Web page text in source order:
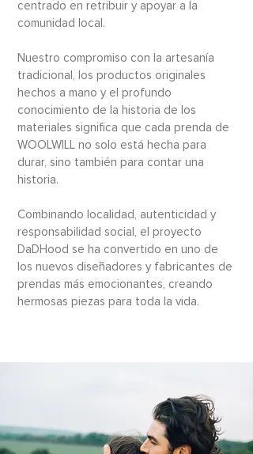
centrado en retribuir y apoyar a la
comunidad local.
Nuestro compromiso con la artesanía
tradicional, los productos originales
hechos a mano y el profundo
conocimiento de la historia de los
materiales significa que cada prenda de
WOOLWILL no solo está hecha para
durar, sino también para contar una
historia.
Combinando localidad, autenticidad y
responsabilidad social, el proyecto
DaDHood se ha convertido en uno de
los nuevos diseñadores y fabricantes de
prendas más emocionantes, creando
hermosas piezas para toda la vida.